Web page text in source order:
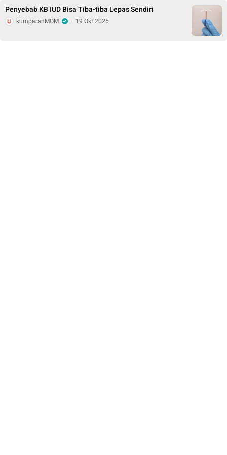
Penyebab KB IUD Bisa Tiba-tiba Lepas Sendiri
kumparanMOM · 19 Okt 2025